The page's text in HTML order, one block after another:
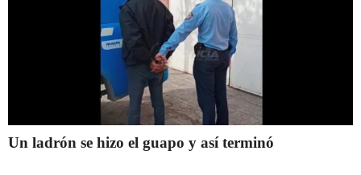
Un ladrón se hizo el guapo y así terminó